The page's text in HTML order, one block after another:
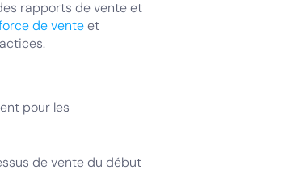
rapports de vente et
de venteet
pour les
de vente du début